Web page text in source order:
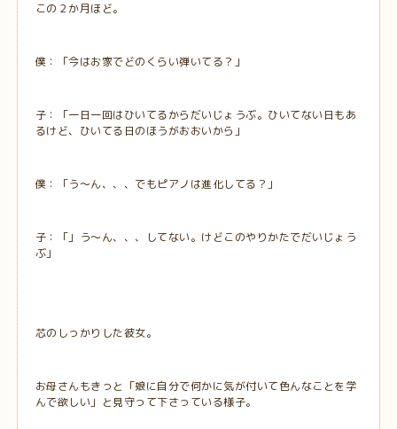
この２か月ほど。
僕：「今はお家でどのくらい弾いてる？」
子：「一日一回はひいてるからだいじょうぶ。ひいてない日もあ
るけど、ひいてる日のほうがおおいから」
僕：「う～ん、、、でもピアノは進化してる？」
子：「」う～ん、、、してない。けどこのやりかたでだいじょう
ぶ」
芯のしっかりした彼女。
お母さんもきっと「娘に自分で何かに気が付いて色んなことを学
んで欲しい」と見守って下さっている様子。